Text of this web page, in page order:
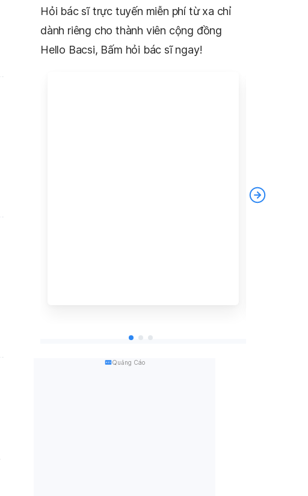
Hỏi bác sĩ trực tuyến miễn phí từ xa chỉ
dành riêng cho thành viên cộng đồng
Hello Bacsi, Bấm hỏi bác sĩ ngay!
Quảng Cáo